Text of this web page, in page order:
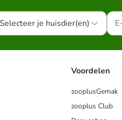
Selecteer je huisdier(en)
Voordelen
zooplusGemak
zooplus Club